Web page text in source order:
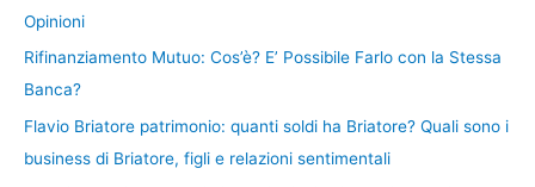
Opinioni
Rifinanziamento Mutuo: Cos’è? E’ Possibile Farlo con la Stessa
Banca?
Flavio Briatore patrimonio: quanti soldi ha Briatore? Quali sono i
business di Briatore, figli e relazioni sentimentali